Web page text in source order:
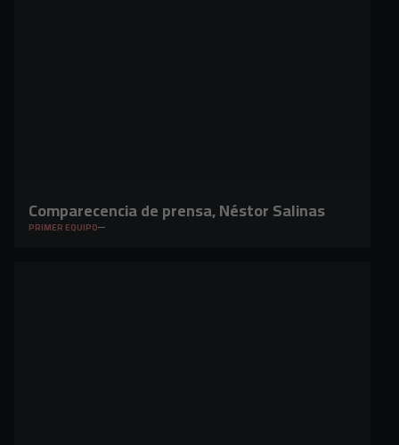
Comparecencia de prensa, Néstor Salinas
PRIMER EQUIPO